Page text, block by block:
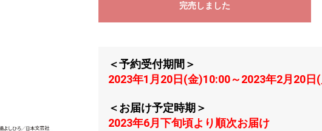
完売しました
＜予約受付期間＞
2023年1月20日(金)10:00～2023年2月20日
＜お届け予定時期＞
2023年6月下旬頃より順次お届け